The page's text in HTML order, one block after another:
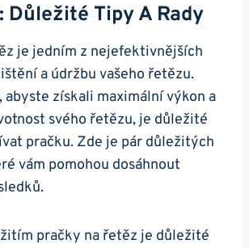
⁢důležité Tipy A ‍rady
je jedním z ​nejefektivnějších
a údržbu vašeho řetězu.
abyste získali maximální výkon a
svého řetězu, je důležité
⁣pračku. Zde ⁢je pár ⁣důležitých
vám pomohou ⁤dosáhnout
pračky na⁣ řetěz je důležité